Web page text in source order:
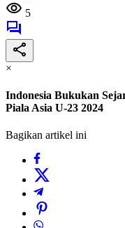
5
×
Indonesia Bukukan
Piala Asia U-23 2024
Bagikan artikel ini